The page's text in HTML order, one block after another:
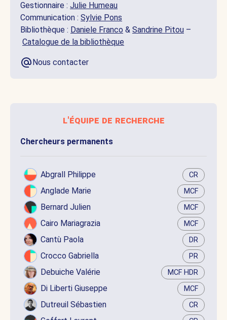
Gestionnaire : Julie Humeau
Communication : Sylvie Pons
Bibliothèque : Daniele Franco & Sandrine Pitou –
Catalogue de la bibliothèque
Nous contacter
l'équipe de recherche
Chercheurs permanents
Abgrall Philippe CR
Anglade Marie MCF
Bernard Julien MCF
Cairo Mariagrazia MCF
Cantù Paola DR
Crocco Gabriella PR
Debuiche Valérie MCF HDR
Di Liberti Giuseppe MCF
Dutreuil Sébastien CR